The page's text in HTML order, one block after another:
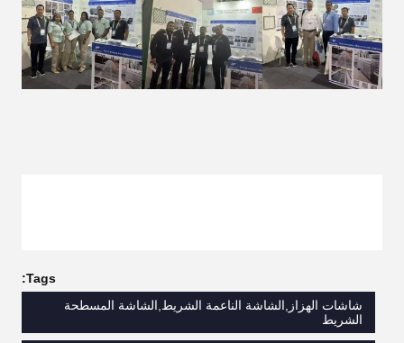
Tags:
شاشات الهزاز,الشاشة الناعمة الشريط,الشاشة المسطحة
الشريط